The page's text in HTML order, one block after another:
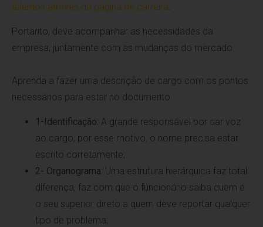
talentos através da página de carreira
Portanto, deve acompanhar as necessidades da
empresa, juntamente com as mudanças do mercado.
Aprenda a fazer uma descrição de cargo com os pontos
necessários para estar no documento
1-Identificação: A grande responsável por dar voz
ao cargo, por esse motivo, o nome precisa estar
escrito corretamente;
2- Organograma: Uma estrutura hierárquica faz total
diferença, faz com que o funcionário saiba quem é
o seu superior direto a quem deve reportar qualquer
tipo de problema;